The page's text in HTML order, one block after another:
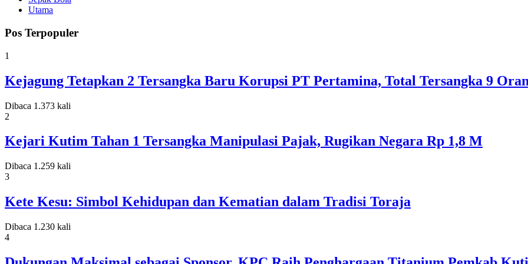
Utama
Pos Terpopuler
1
Kejagung Tetapkan 2 Tersangka Baru Korupsi PT Pertamina, Total Tersangka 9
Dibaca 1.373 kali
2
Kejari Kutim Tahan 1 Tersangka Manipulasi Pajak, Rugikan Negara Rp 1,8 M
Dibaca 1.259 kali
3
Kete Kesu: Simbol Kehidupan dan Kematian dalam Tradisi Toraja
Dibaca 1.230 kali
4